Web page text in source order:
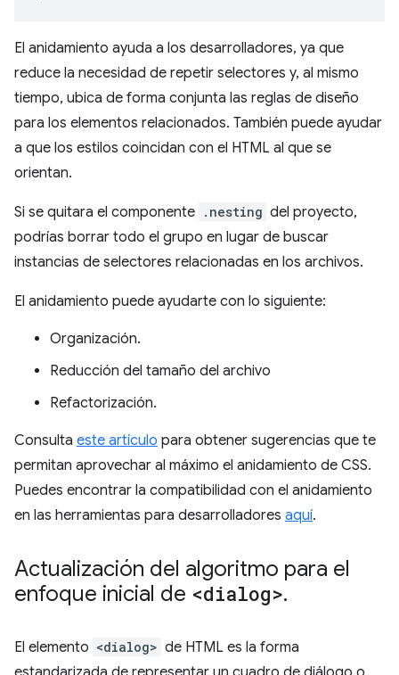
El anidamiento ayuda a los desarrolladores, ya que
reduce la necesidad de repetir selectores y, al mismo
tiempo, ubica de forma conjunta las reglas de diseño
para los elementos relacionados. También puede ayudar
a que los estilos coincidan con el HTML al que se
orientan.
Si se quitara el componente .nesting del proyecto,
podrías borrar todo el grupo en lugar de buscar
instancias de selectores relacionadas en los archivos.
El anidamiento puede ayudarte con lo siguiente:
Organización.
Reducción del tamaño del archivo
Refactorización.
Consulta este artículo para obtener sugerencias que te
permitan aprovechar al máximo el anidamiento de CSS.
Puedes encontrar la compatibilidad con el anidamiento
en las herramientas para desarrolladores aquí.
Actualización del algoritmo para el
enfoque inicial de <dialog>.
El elemento <dialog> de HTML es la forma